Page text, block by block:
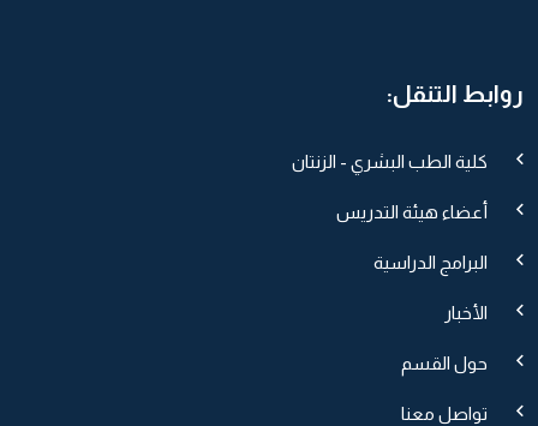
روابط التنقل:
كلية الطب البشري - الزنتان
أعضاء هيئة التدريس
البرامج الدراسية
الأخبار
حول القسم
تواصل معنا